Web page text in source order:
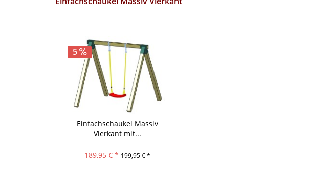
5
Einfachschaukel Massiv
Vierkant mit...
189,95 € * 199,95 € *